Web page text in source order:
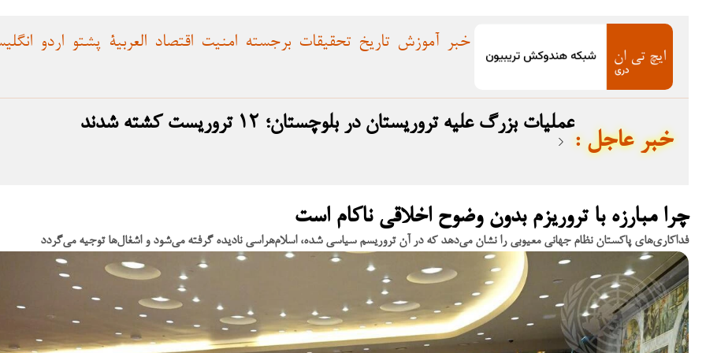
اقتصاد امنیت برجسته تحقیقات تاریخ آموزش خبر اردو پشتو العربية
عملیات بزرگ علیه تروریستان در بلوچستان؛ ۱۲ تروریست کشته شدند
: خبر عاجل
چرا مبارزه با تروریزم بدون وضوح اخلاقی ناکام است
فداکاری‌های پاکستان نظام جهانی معیوبی را نشان می‌دهد که در آن تروریسم سیاسی شده، اسلام‌هراسی نادیده گرفته می‌شود و اشغال‌ها توجیه می‌گردد